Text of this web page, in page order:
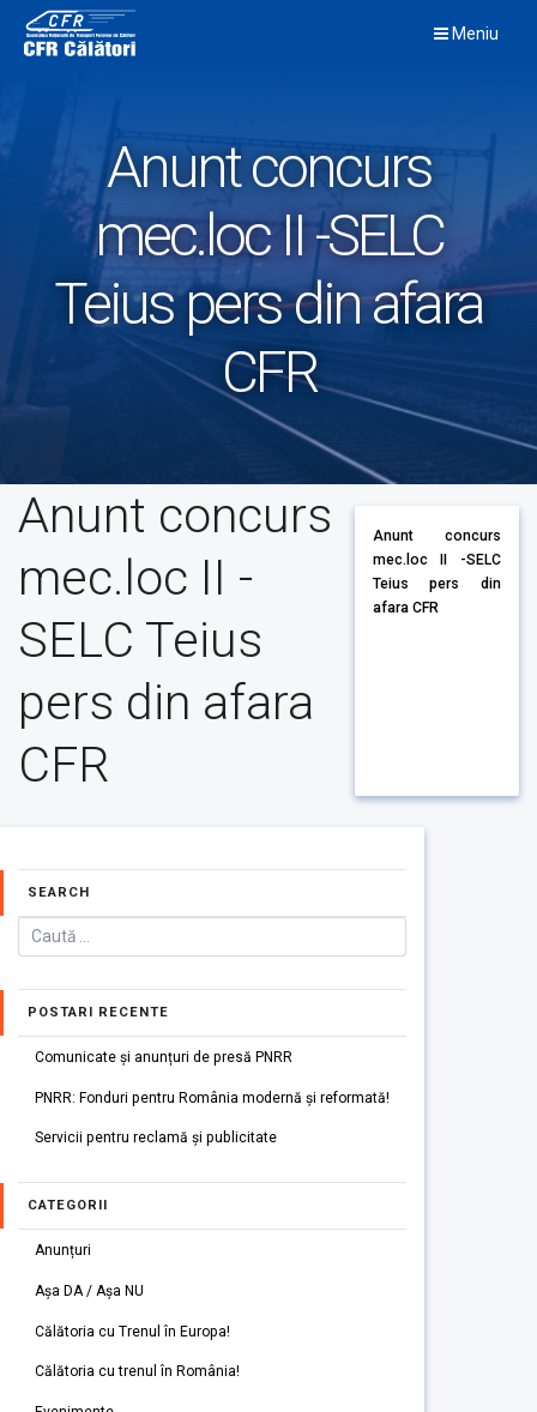
content
Meniu
Anunt concurs
mec.loc II -SELC
Teius pers din afara
CFR
Anunt concurs
mec.loc II -
SELC Teius
pers din afara
CFR
Anunt concurs
mec.loc II -SELC
Teius pers din
afara CFR
SEARCH
POSTARI RECENTE
Comunicate și anunțuri de presă PNRR
PNRR: Fonduri pentru România modernă și reformată!
Servicii pentru reclamă și publicitate
CATEGORII
Anunțuri
Așa DA / Așa NU
Călătoria cu Trenul în Europa!
Călătoria cu trenul în România!